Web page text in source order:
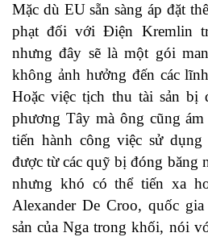
Mặc dù EU sẵn sàng áp đặt
phạt đối với Điện Kremlin
nhưng đây sẽ là một gói
không ảnh hưởng đến các
Hoặc việc tịch thu tài sản bị
phương Tây mà ông cũng
tiến hành công việc sử
được từ các quỹ bị đóng băng
nhưng khó có thể tiến xa
Alexander De Croo, quốc
sản của Nga trong khối, nói